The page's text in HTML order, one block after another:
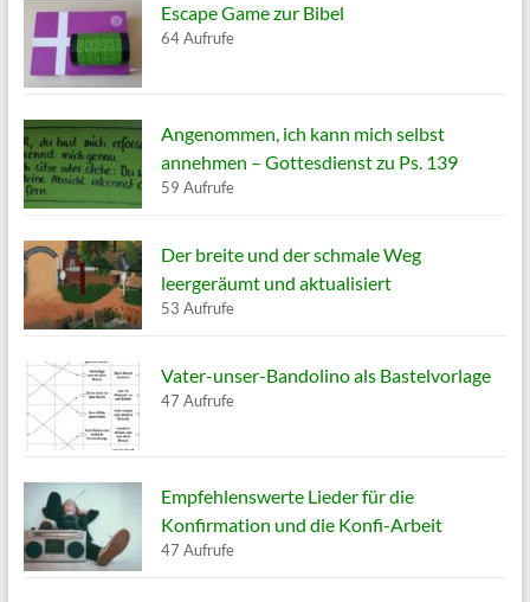
Escape Game zur Bibel
64 Aufrufe
Angenommen, ich kann mich selbst
annehmen – Gottesdienst zu Ps. 139
59 Aufrufe
Der breite und der schmale Weg
leergeräumt und aktualisiert
53 Aufrufe
Vater-unser-Bandolino als Bastelvorlage
47 Aufrufe
Empfehlenswerte Lieder für die
Konfirmation und die Konfi-Arbeit
47 Aufrufe